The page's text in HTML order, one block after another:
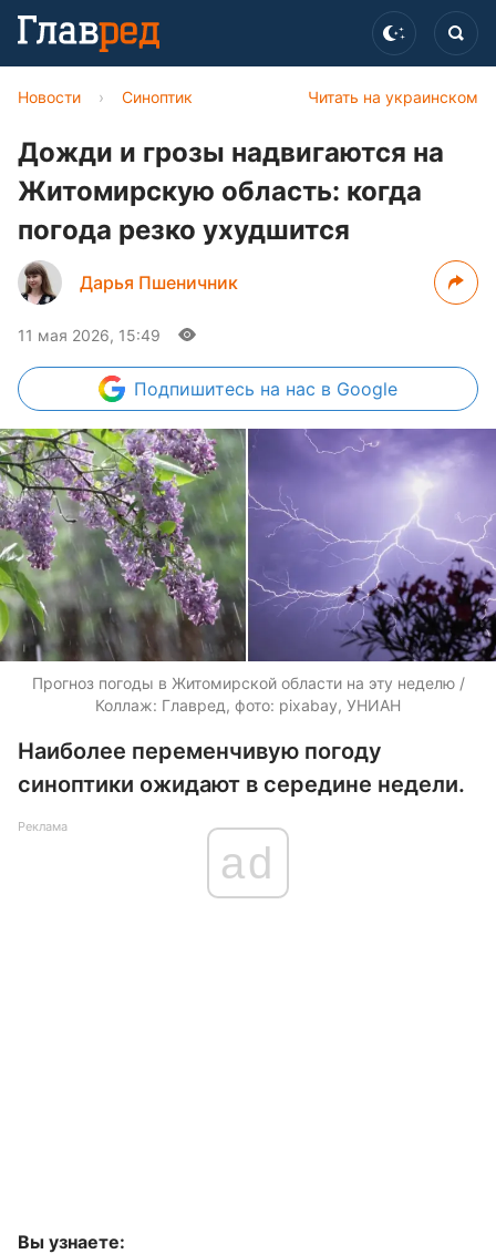
Читать на украинском
Новости › Синоптик
Дожди и грозы надвигаются на
Житомирскую область: когда
погода резко ухудшится
Дарья Пшеничник
11 мая 2026, 15:49
Подпишитесь на нас в Google
Прогноз погоды в Житомирской области на эту неделю /
Коллаж: Главред, фото: pixabay, УНИАН
Наиболее переменчивую погоду
синоптики ожидают в середине недели.
Реклама
ad
Вы узнаете: